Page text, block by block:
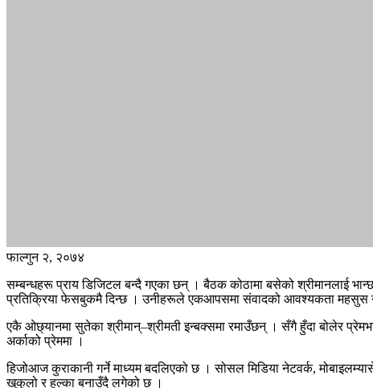
फाल्गुन २, २०७४
सम्बन्धहरू प्राय डिजिटल बन्दै गएका छन् । बैठक कोठामा बसेको श्रीमानलाई
प्रतिक्रिया फेसबुकमै दिन्छ । उनीहरूले एकआपसमा संवादको आवश्यकता महसुस
एकै ओछ्यानमा सुतेका श्रीमान्–श्रीमती इन्बक्समा रमाउँछन् । सँगै हुँदा बोलेर
अर्काको प्रेममा ।
हिजोआज कुराकानी गर्ने माध्यम बदलिएको छ । सोसल मिडिया नेटवर्क,
खुकुलो र हल्का बनाउँदै लगेको छ ।